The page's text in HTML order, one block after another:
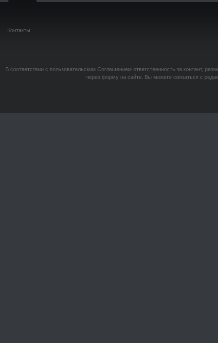
Контакты
В соответствии с пользовательским Соглашением ответственность за контент,
через форму на сайте. Вы можете связаться с